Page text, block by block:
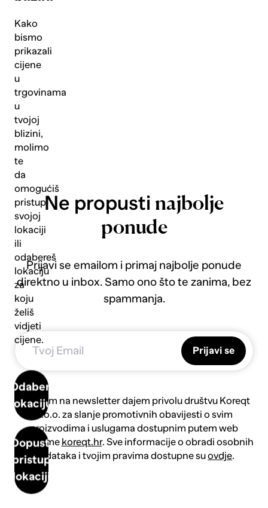
Kako
bismo
prikazali
cijene
u
trgovinama
u
tvojoj
blizini,
molimo
te
da
omogućiš
pristup
svojoj
lokaciji
ili
odabereš
lokaciju
za
koju
želiš
vidjeti
cijene.
Odaberi
lokaciju
Dopusti
pristup
lokaciji
Pošalji
Ne propusti najbolje
ponude
Prijavi se emailom i primaj najbolje ponude
direktno u inbox. Samo ono što te zanima, bez
spammanja.
Prijavi se
Prijavom na newsletter dajem privolu društvu Koreqt
d.o.o. za slanje promotivnih obavijesti o svim
proizvodima i uslugama dostupnim putem web
platforme koreqt.hr. Sve informacije o obradi osobnih
podataka i tvojim pravima dostupne suovdje.